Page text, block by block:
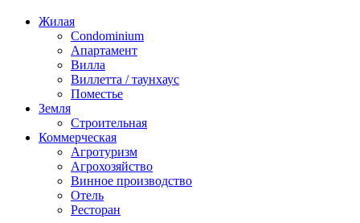
Жилая
Condominium
Апартамент
Вилла
Виллетта / таунхаус
Поместье
Земля
Строительная
Коммерческая
Агротуризм
Агрохозяйство
Винное производство
Отель
Ресторан